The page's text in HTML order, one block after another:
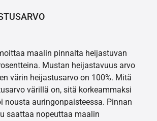
maalin pinnalta heijastuvan
Mustan heijastavuus arvo
värin heijastusarvo on 100%. Mitä
värillä on, sitä korkeammaksi
nousta auringonpaisteessa. Pinnan
saattaa nopeuttaa maalin